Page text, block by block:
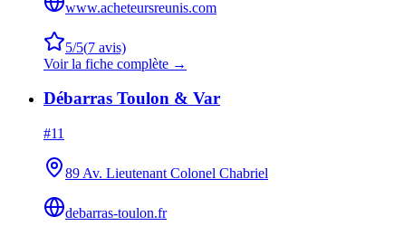
www.acheteursreunis.com
5/5(7 avis)
Voir la fiche complète →
Débarras Toulon & Var
#11
89 Av. Lieutenant Colonel Chabriel
debarras-toulon.fr